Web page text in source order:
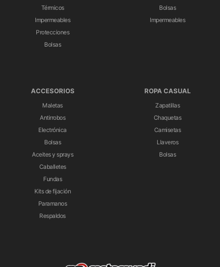
Térmicos
Impermeables
Protecciones
Bolsas
Bolsas
Impermeables
ACCESORIOS
Maletas
Antirrobos
Electrónica
Bolsas
Aceites y sprays
Caballetes
Fundas
Kits de fijación
Paramanos
Respaldos
ROPA CASUAL
Zapatillas
Chaquetas
Camisetas
Llaveros
Bolsas